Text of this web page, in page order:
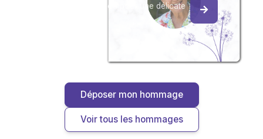
HERENT, pour vous ou pour une délicate
Déposer mon hommage
Voir tous les hommages